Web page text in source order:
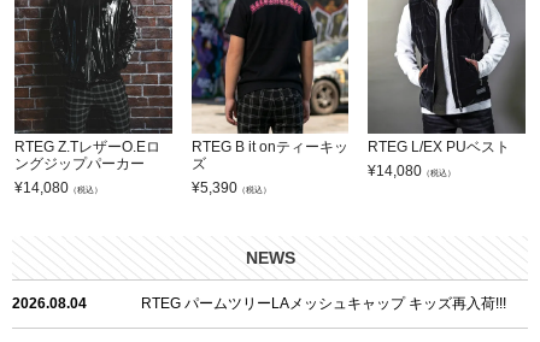
RTEG Z.TレザーO.Eロ
ングジップパーカー
¥14,080 （税込）
RTEG B it onティーキッ
ズ
¥5,390（税込）
RTEG L/EX PUベスト
¥14,080 （税込）
NEWS
2026.08.04 RTEG パームツリーLAメッシュキャップ キッズ再入荷!!!